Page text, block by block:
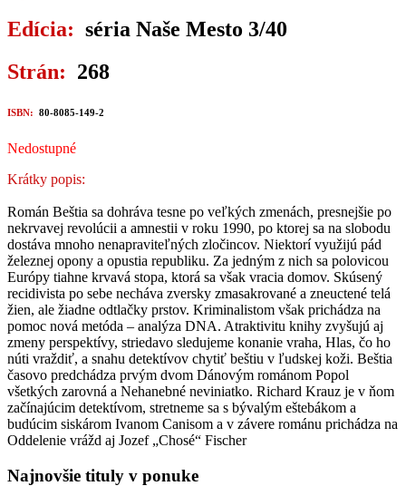
Edícia: séria Naše Mesto 3/40
Strán: 268
ISBN: 80-8085-149-2
Nedostupné
Krátky popis:
Román Beštia sa dohráva tesne po veľkých zmenách, presnejšie po
nekrvavej revolúcii a amnestii v roku 1990, po ktorej sa na slobodu
dostáva mnoho nenapraviteľných zločincov. Niektorí využijú pád
železnej opony a opustia republiku. Za jedným z nich sa polovicou
Európy tiahne krvavá stopa, ktorá sa však vracia domov. Skúsený
recidivista po sebe necháva zversky zmasakrované a zneuctené telá
žien, ale žiadne odtlačky prstov. Kriminalistom však prichádza na
pomoc nová metóda – analýza DNA. Atraktivitu knihy zvyšujú aj
zmeny perspektívy, striedavo sledujeme konanie vraha, Hlas, čo ho
núti vraždiť, a snahu detektívov chytiť beštiu v ľudskej koži. Beštia
časovo predchádza prvým dvom Dánovým románom Popol
všetkých zarovná a Nehanebné neviniatko. Richard Krauz je v ňom
začínajúcim detektívom, stretneme sa s bývalým eštebákom a
budúcim siskárom Ivanom Canisom a v závere románu prichádza na
Oddelenie vrážd aj Jozef „Chosé“ Fischer
Najnovšie tituly v ponuke